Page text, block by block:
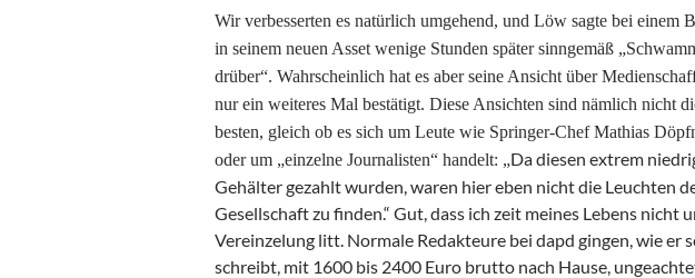
Wir verbesserten es natürlich umgehend, und Löw sagte bei einem
in seinem neuen Asset wenige Stunden später sinngemäß
drüber“. Wahrscheinlich hat es aber seine Ansicht über
nur ein weiteres Mal bestätigt. Diese Ansichten sind nämlich nicht
besten, gleich ob es sich um Leute wie Springer-Chef Mathias
oder um „einzelne Journalisten“ handelt: „Da diesen extrem
Gehälter gezahlt wurden, waren hier eben nicht die Leuchten
Gesellschaftzu finden.“ Gut, dass ich zeit meines Lebens nicht
Vereinzelung litt. Normale Redakteure bei dapd gingen, wie er
schreibt, mit 1600 bis 2400 Euro brutto nach Hause,